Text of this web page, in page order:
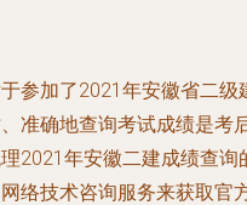
参加了2021年安徽省二
准确地查询考试成绩是考
2021年安徽二建成绩查
络技术咨询服务来获取官